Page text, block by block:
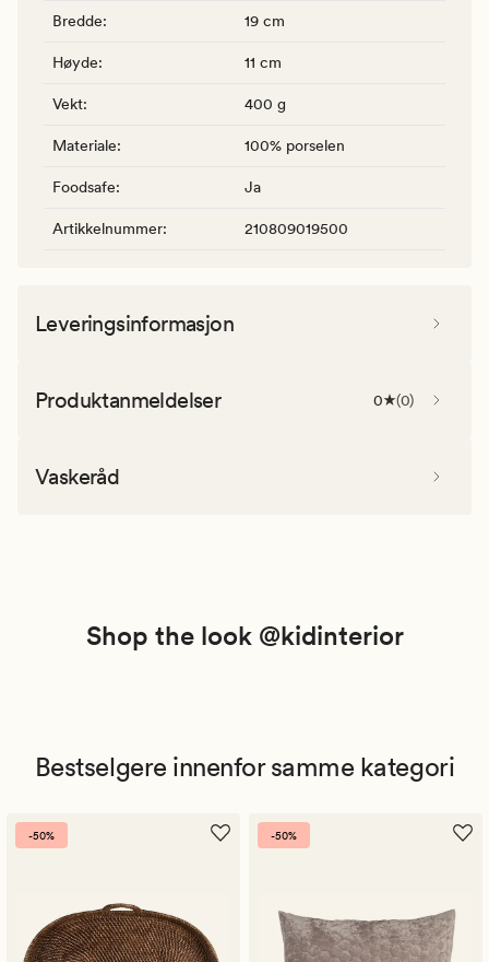
Bredde: 19 cm
Høyde: 11 cm
Vekt: 400 g
Materiale: 100% porselen
Foodsafe: Ja
Artikkelnummer: 210809019500
Leveringsinformasjon
Produktanmeldelser 0 (0)
Vaskeråd
Shop the look @kidinterior
Bestselgere innenfor samme kategori
-50% -50%